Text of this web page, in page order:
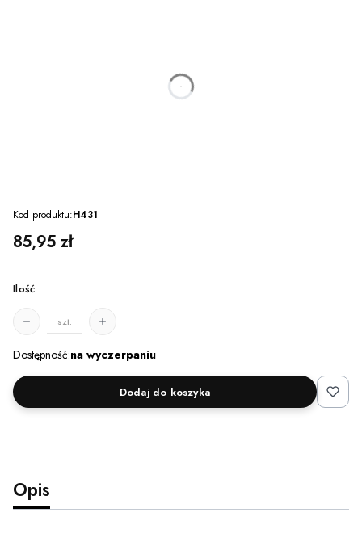
Kod produktu:H431
Cena
85,95 zł
Ilość
szt.
Dostępność:na wyczerpaniu
Dodaj do koszyka
Opis